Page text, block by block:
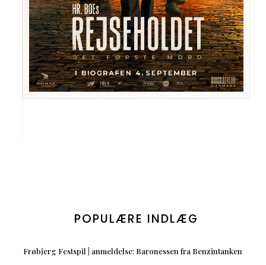
POPULÆRE INDLÆG
Frøbjerg Festspil | anmeldelse: Baronessen fra Benzintanken